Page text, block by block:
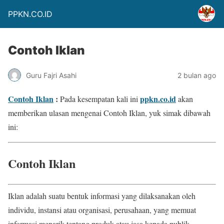
PPKN.CO.ID
Contoh Iklan
Guru Fajri Asahi 2 bulan ago
Contoh Iklan : Pada kesempatan kali ini ppkn.co.idakan
memberikan ulasan mengenai Contoh Iklan, yuk simak dibawah
ini:
Contoh Iklan
Iklan adalah suatu bentuk informasi yang dilaksanakan oleh
individu, instansi atau organisasi, perusahaan, yang memuat